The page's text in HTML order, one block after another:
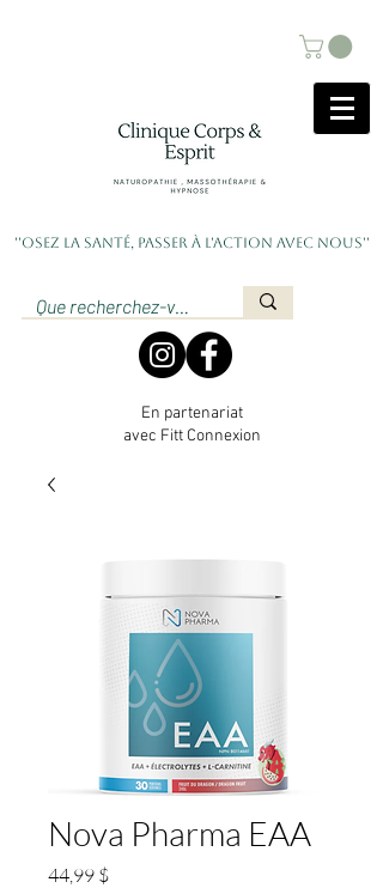
''Osez la santé, passer à l'action avec nous''
En partenariat
avec Fitt Connexion
Nova Pharma EAA
44,99 $Prix